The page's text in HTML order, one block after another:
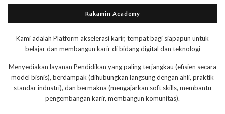
Rakamin Academy
Kami adalah Platform akselerasi karir, tempat bagi siapapun untuk
belajar dan membangun karir di bidang digital dan teknologi
Menyediakan layanan Pendidikan yang paling terjangkau (efisien secara
model bisnis), berdampak (dihubungkan langsung dengan ahli, praktik
standar industri), dan bermakna (mengajarkan soft skills, membantu
pengembangan karir, membangun komunitas).